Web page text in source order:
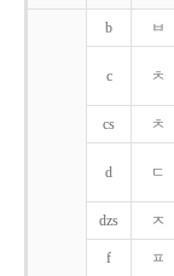
b ㅂ
c ㅊ
cs ㅊ
d ㄷ
dzs ㅈ
f ㅍ